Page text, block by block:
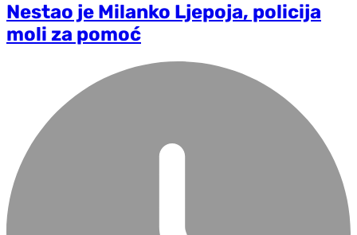
Nestao je Milanko Ljepoja, policija
moli za pomoć